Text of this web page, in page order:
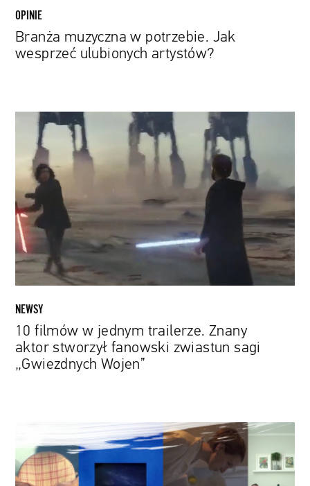
OPINIE
Branża muzyczna w potrzebie. Jak
wesprzeć ulubionych artystów?
jednym
trailerze.
Znany
aktor
stworzył
fanowski
zwiastun
sagi
„Gwiezdnych
NEWSY
10 filmów w jednym trailerze. Znany
aktor stworzył fanowski zwiastun sagi
„Gwiezdnych Wojen”
prace
finalistów
konkursu